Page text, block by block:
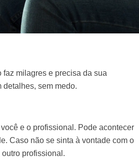
milagres e precisa da sua
sem medo.
e o profissional. Pode acontecer
Caso não se sinta à vontade com o
profissional.